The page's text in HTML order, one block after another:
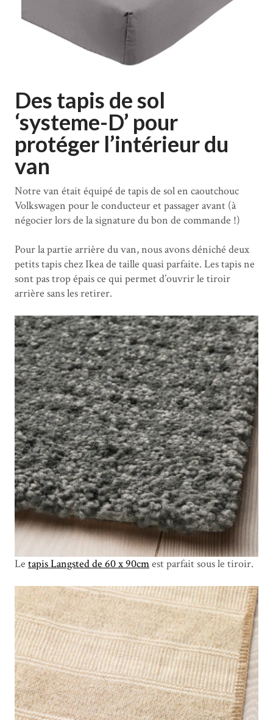
Des tapis de sol
‘systeme-D’ pour
protéger l’intérieur du
van
Notre van était équipé de tapis de sol en caoutchouc
Volkswagen pour le conducteur et passager avant (à
négocier lors de la signature du bon de commande !)
Pour la partie arrière du van, nous avons déniché deux
petits tapis chez Ikea de taille quasi parfaite. Les tapis ne
sont pas trop épais ce qui permet d’ouvrir le tiroir
arrière sans les retirer.
Le tapis Langsted de 60 x 90cmest parfait sous le tiroir.